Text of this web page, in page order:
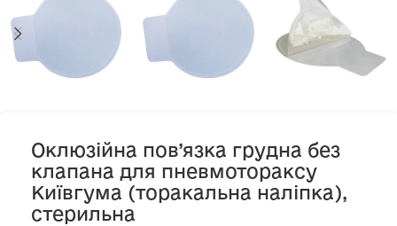
Оклюзійна пов’язка грудна без
клапана для пневмотораксу
Київгума (торакальна наліпка),
стерильна